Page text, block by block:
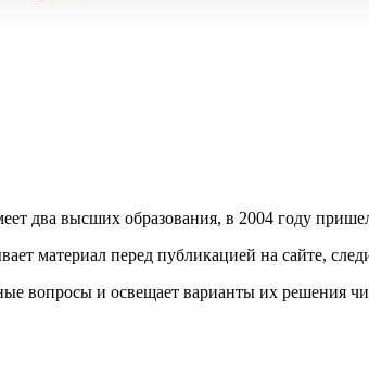
два высших образования, в 2004 году
материал перед публикацией на сайте,
вопросы и освещает варианты их решения